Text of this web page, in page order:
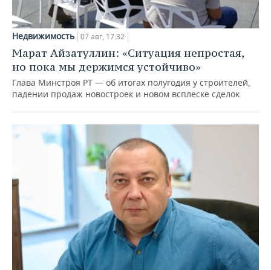
Недвижимость 07 авг, 17:32
Марат Айзатуллин: «Ситуация непростая,
но пока мы держимся устойчиво»
Глава Минстроя РТ — об итогах полугодия у строителей,
падении продаж новостроек и новом всплеске сделок